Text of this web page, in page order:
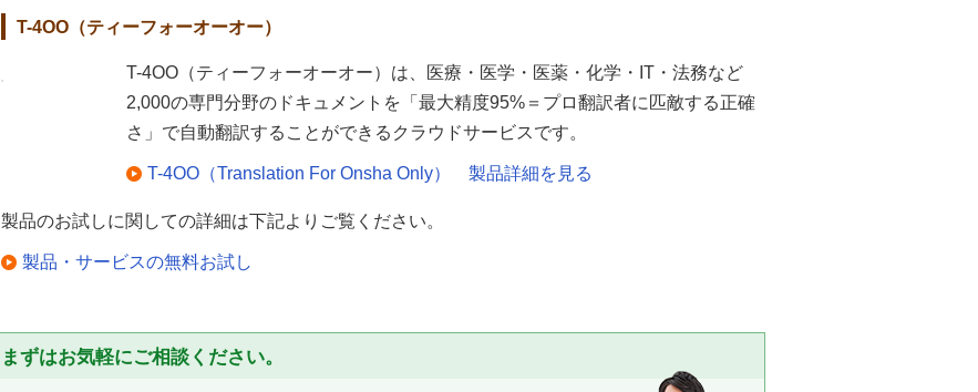
T-4OO（ティーフォーオーオー）
T-4OO（ティーフォーオーオー）は、医療・医学・医薬・化学・IT・法務など
2,000の専門分野のドキュメントを「最大精度95%＝プロ翻訳者に匹敵する正確
さ」で自動翻訳することができるクラウドサービスです。
T-4OO（Translation For Onsha Only） 製品詳細を見る
製品のお試しに関しての詳細は下記よりご覧ください。
製品・サービスの無料お試し
まずはお気軽にご相談ください。